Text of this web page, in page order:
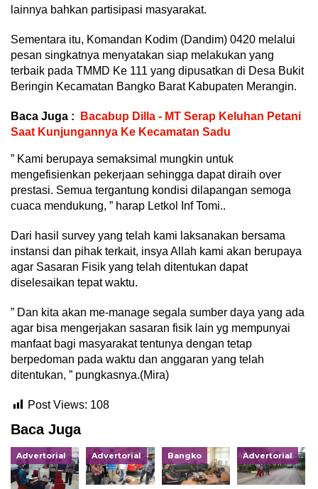
lainnya bahkan partisipasi masyarakat.
Sementara itu, Komandan Kodim (Dandim) 0420 melalui
pesan singkatnya menyatakan siap melakukan yang
terbaik pada TMMD Ke 111 yang dipusatkan di Desa Bukit
Beringin Kecamatan Bangko Barat Kabupaten Merangin.
Baca Juga :
Bacabup Dilla - MT Serap Keluhan Petani
Saat Kunjungannya Ke Kecamatan Sadu
” Kami berupaya semaksimal mungkin untuk
mengefisienkan pekerjaan sehingga dapat diraih over
prestasi. Semua tergantung kondisi dilapangan semoga
cuaca mendukung, ” harap Letkol Inf Tomi..
Dari hasil survey yang telah kami laksanakan bersama
instansi dan pihak terkait, insya Allah kami akan berupaya
agar Sasaran Fisik yang telah ditentukan dapat
diselesaikan tepat waktu.
” Dan kita akan me-manage segala sumber daya yang ada
agar bisa mengerjakan sasaran fisik lain yg mempunyai
manfaat bagi masyarakat tentunya dengan tetap
berpedoman pada waktu dan anggaran yang telah
ditentukan, ” pungkasnya.(Mira)
Post Views: 108
Baca Juga
Advertorial Advertorial Bangko Advertorial